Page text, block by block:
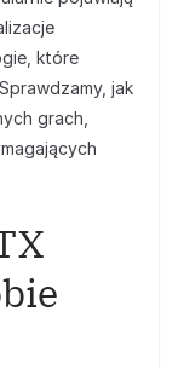
które
jak
grach,